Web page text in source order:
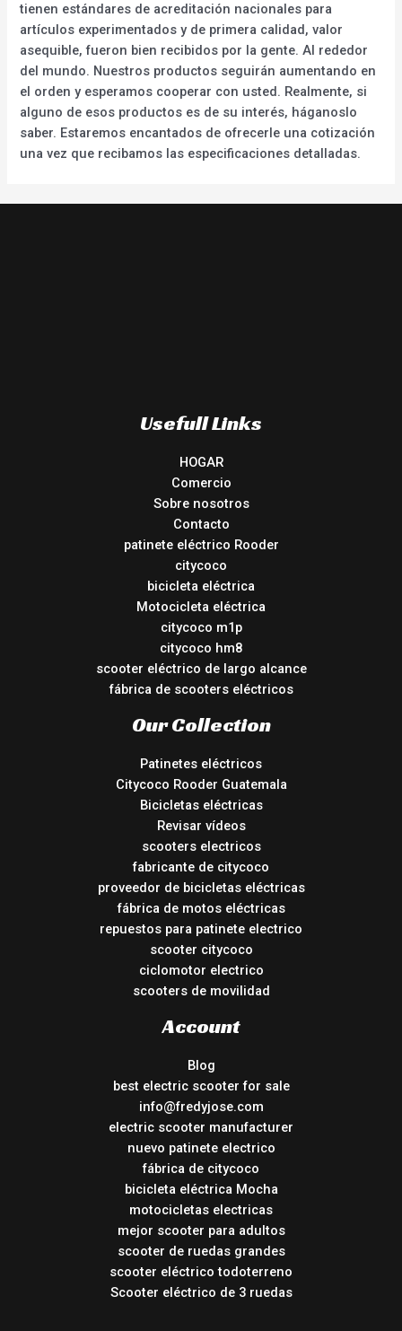
tienen estándares de acreditación nacionales para
artículos experimentados y de primera calidad, valor
asequible, fueron bien recibidos por la gente. Al rededor
del mundo. Nuestros productos seguirán aumentando en
el orden y esperamos cooperar con usted. Realmente, si
alguno de esos productos es de su interés, háganoslo
saber. Estaremos encantados de ofrecerle una cotización
una vez que recibamos las especificaciones detalladas.
Usefull Links
HOGAR
Comercio
Sobre nosotros
Contacto
patinete eléctrico Rooder
citycoco
bicicleta eléctrica
Motocicleta eléctrica
citycoco m1p
citycoco hm8
scooter eléctrico de largo alcance
fábrica de scooters eléctricos
Our Collection
Patinetes eléctricos
Citycoco Rooder Guatemala
Bicicletas eléctricas
Revisar vídeos
scooters electricos
fabricante de citycoco
proveedor de bicicletas eléctricas
fábrica de motos eléctricas
repuestos para patinete electrico
scooter citycoco
ciclomotor electrico
scooters de movilidad
Account
Blog
best electric scooter for sale
info@fredyjose.com
electric scooter manufacturer
nuevo patinete electrico
fábrica de citycoco
bicicleta eléctrica Mocha
motocicletas electricas
mejor scooter para adultos
scooter de ruedas grandes
scooter eléctrico todoterreno
Scooter eléctrico de 3 ruedas